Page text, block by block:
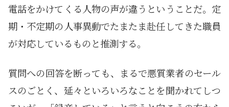
電話をかけてくる人物の声が違うということだ。定
期・不定期の人事異動でたまたま赴任してきた職員
が対応しているものと推測する。
質問への回答を断っても、まるで悪質業者のセール
スのごとく、延々といろいろなことを聞かれてしつ